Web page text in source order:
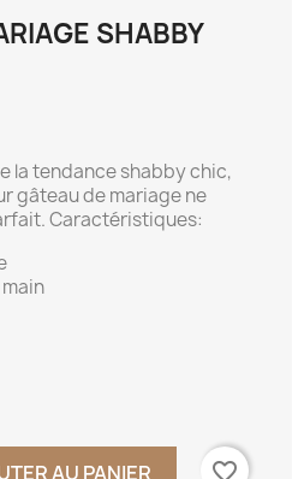
SHABBY
la tendance shabby chic,
gâteau de mariage ne
Caractéristiques:
AU PANIER
favorite_border